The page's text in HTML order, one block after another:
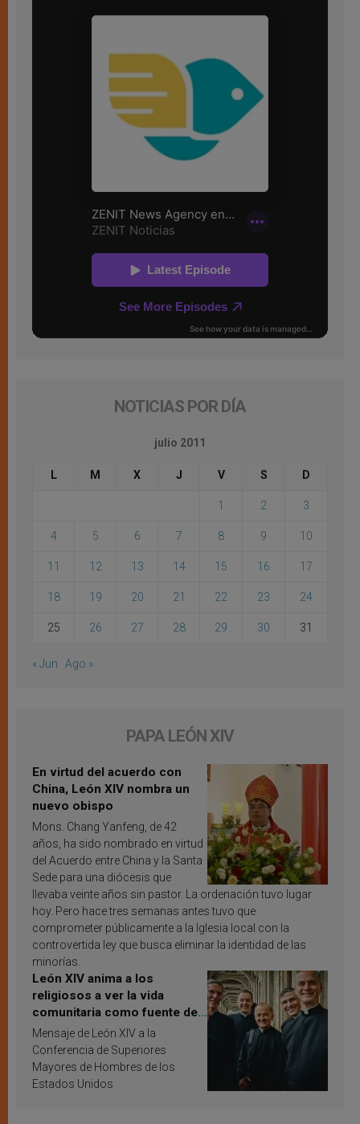
NOTICIAS POR DÍA
julio 2011
L M X J V S D
1 2 3
4 5 6 7 8 9 10
11 12 13 14 15 16 17
18 19 20 21 22 23 24
25 26 27 28 29 30 31
« Jun Ago »
PAPA LEÓN XIV
En virtud del acuerdo con
China, León XIV nombra un
nuevo obispo
Mons. Chang Yanfeng, de 42
años, ha sido nombrado en virtud
del Acuerdo entre China y la Santa
Sede para una diócesis que
llevaba veinte años sin pastor. La ordenación tuvo lugar
hoy. Pero hace tres semanas antes tuvo que
comprometer públicamente a la Iglesia local con la
controvertida ley que busca eliminar la identidad de las
minorías.
León XIV anima a los
religiosos a ver la vida
comunitaria como fuente de
inspiración y santificación
Mensaje de León XIV a la
Conferencia de Superiores
Mayores de Hombres de los
Estados Unidos